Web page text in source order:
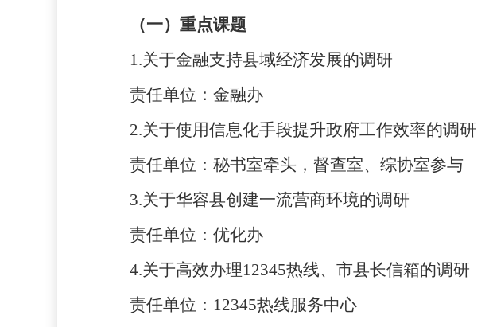
（一）重点课题
1.关于金融支持县域经济发展的调研
责任单位：金融办
2.关于使用信息化手段提升政府工作效率的调研
责任单位：秘书室牵头，督查室、综协室参与
3.关于华容县创建一流营商环境的调研
责任单位：优化办
4.关于高效办理12345热线、市县长信箱的调研
责任单位：12345热线服务中心